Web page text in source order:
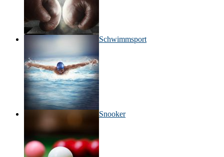
Schwimmsport
Snooker